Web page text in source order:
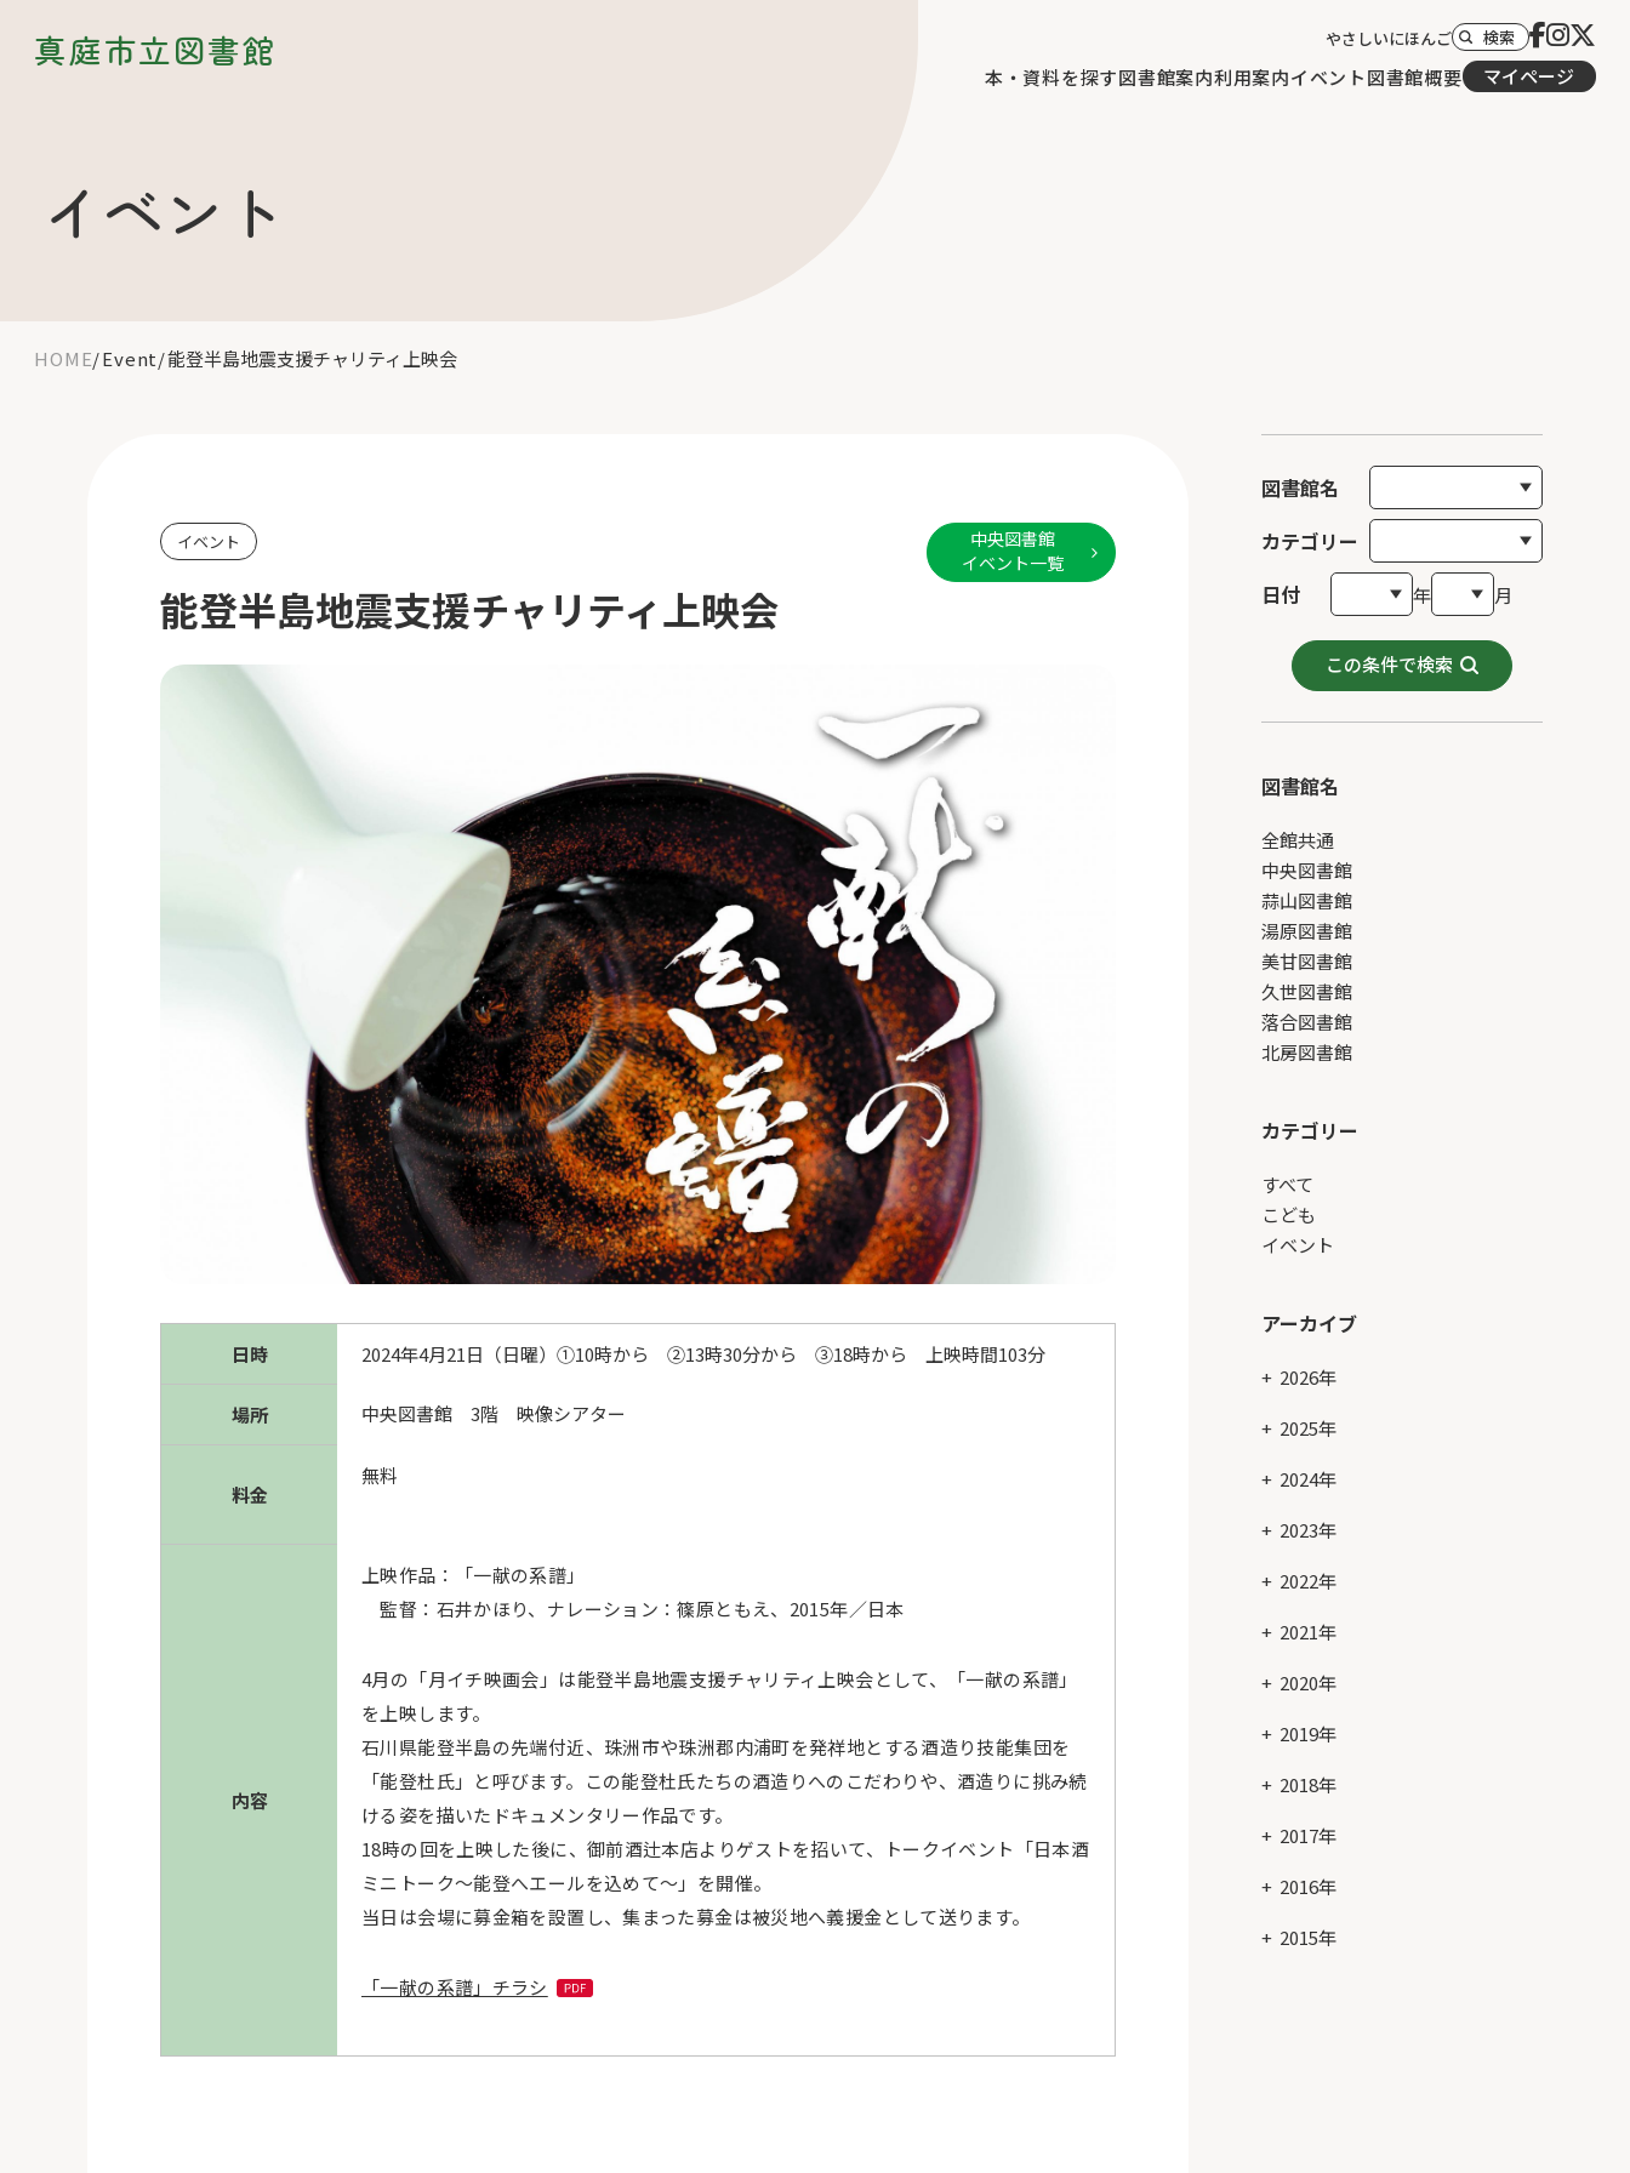
真庭市立図書館
本・資料を探す図書館案内利用案内イベント図書館概要 マイページ
やさしいにほんご 検索
イベント
HOME Event 能登半島地震支援チャリティ上映会
図書館名
カテゴリー
日付
年 月
この条件で検索
図書館名
全館共通
中央図書館
蒜山図書館
湯原図書館
美甘図書館
久世図書館
落合図書館
北房図書館
カテゴリー
すべて
こども
イベント
アーカイブ
2026年
2025年
2024年
2023年
2022年
2021年
2020年
2019年
2018年
2017年
2016年
2015年
イベント
能登半島地震支援チャリティ上映会
中央図書館
イベント一覧
日時 2024年4月21日（日曜）①10時から ②13時30分から ③18時から 上映時間103分
場所 中央図書館 3階 映像シアター
料金
無料
内容
上映作品：「一献の系譜」
監督：石井かほり、ナレーション：篠原ともえ、2015年／日本
4月の「月イチ映画会」は能登半島地震支援チャリティ上映会として、「一献の系譜」
を上映します。
石川県能登半島の先端付近、珠洲市や珠洲郡内浦町を発祥地とする酒造り技能集団を
「能登杜氏」と呼びます。この能登杜氏たちの酒造りへのこだわりや、酒造りに挑み続
ける姿を描いたドキュメンタリー作品です。
18時の回を上映した後に、御前酒辻本店よりゲストを招いて、トークイベント「日本酒
ミニトーク～能登へエールを込めて～」を開催。
当日は会場に募金箱を設置し、集まった募金は被災地へ義援金として送ります。
「一献の系譜」チラシ